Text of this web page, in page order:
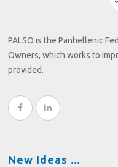
PALSO is the Panhellenic
Owners, which works to
provided.
New Ideas